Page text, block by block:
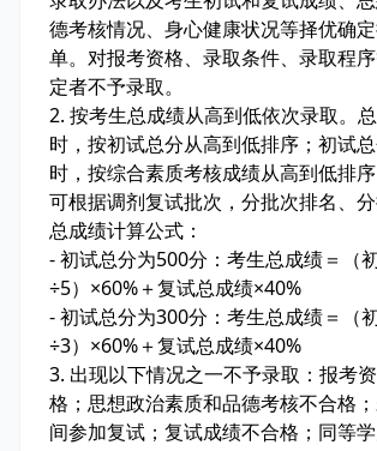
德考核情况、身心健康状况等择优确
单。对报考资格、录取条件、录取程
定者不予录取。
2. 按考生总成绩从高到低依次录取。
时，按初试总分从高到低排序；初试
时，按综合素质考核成绩从高到低排
可根据调剂复试批次，分批次排名、分
总成绩计算公式：
- 初试总分为500分：考生总成绩＝（
÷5）×60%＋复试总成绩×40%
- 初试总分为300分：考生总成绩＝（
÷3）×60%＋复试总成绩×40%
3. 出现以下情况之一不予录取：报考
格；思想政治素质和品德考核不合格
间参加复试；复试成绩不合格；同等